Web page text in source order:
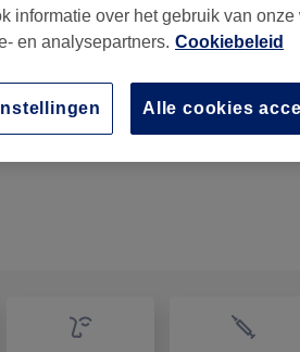
- Reparatie - Per nagel
informatie over het gebruik van
en analysepartners. Cookiebeleid
Alle cookies